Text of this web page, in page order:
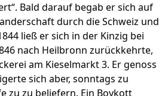
Bald darauf begab er sich auf
durch die Schweiz und
ließ er sich in der Kinzig bei
nach Heilbronn zurückkehrte,
am Kieselmarkt 3. Er genoss
sich aber, sonntags zu
zu zu beliefern. Ein Boykott